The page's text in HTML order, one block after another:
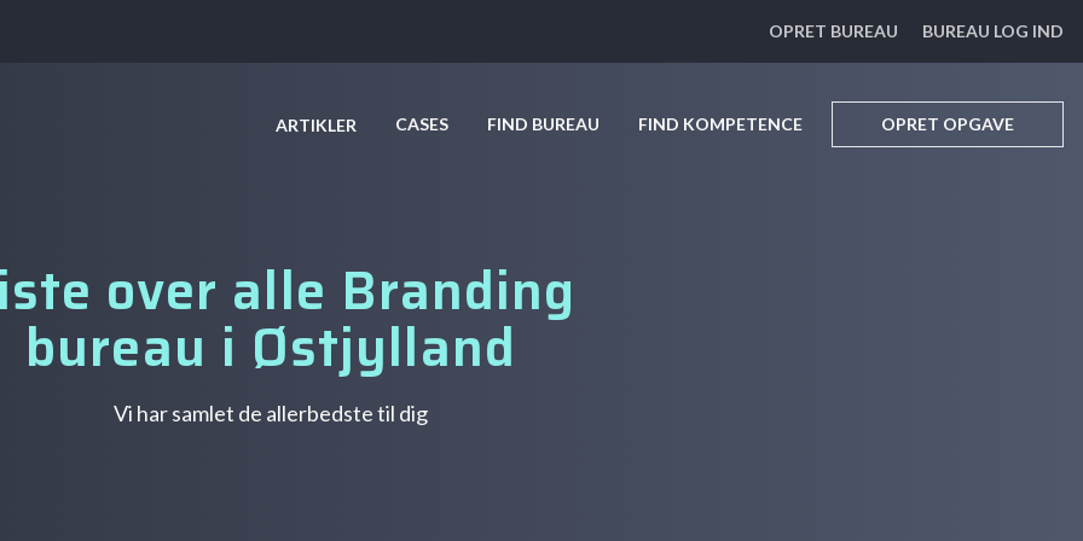
OPRET BUREAU BUREAU LOG IND
ARTIKLER CASES FIND BUREAU FIND KOMPETENCE OPRET OPGAVE
over alle Branding
bureau i Østjylland
Vi har samlet de allerbedste til dig